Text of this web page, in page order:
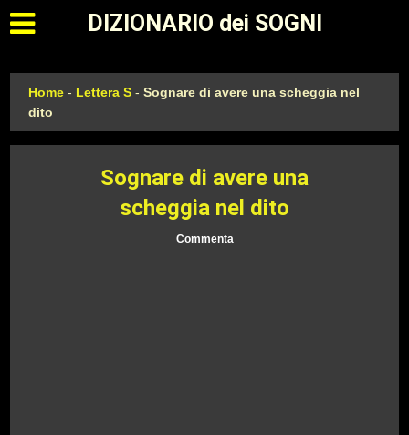
Apri il menu principale
DIZIONARIO dei SOGNI
Home - Lettera S -Sognare di avere una scheggia nel
dito
Sognare di avere una
scheggia nel dito
Commenta